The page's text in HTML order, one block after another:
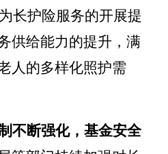
为长护险服务的开展提
供给能力的提升，满
人的多样化照护需
不断强化，基金安全